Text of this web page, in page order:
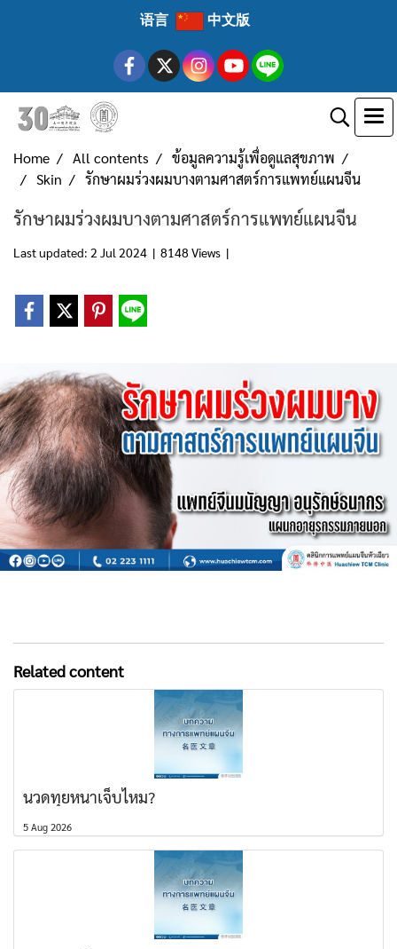
语言 中文版
Home All contents
ข้อมูลความรู้เพื่อดูแลสุขภาพ
Skin
รักษาผมร่วงผมบางตามศาสตร์การแพทย์แผนจีน
รักษาผมร่วงผมบางตามศาสตร์การแพทย์แผนจีน
Last updated: 2 Jul 2024 | 8148 Views |
Related content
นวดทุยหนาเจ็บไหม?
5 Aug 2026